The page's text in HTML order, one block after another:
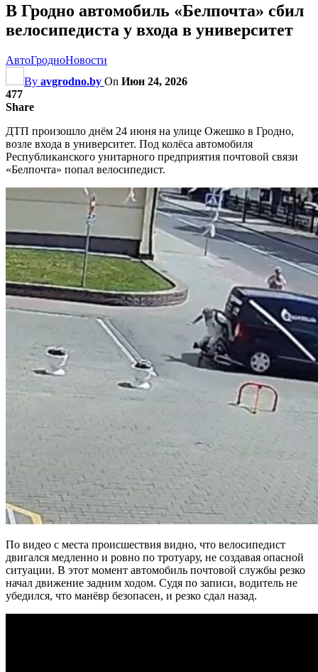
В Гродно автомобиль «Белпочта» сбил
велосипедиста у входа в университет
АвтоГродноНовости
By avgrodno.by On Июн 24, 2026
477
Share
ДТП произошло днём 24 июня на улице Ожешко в Гродно,
возле входа в университет. Под колёса автомобиля
Республиканского унитарного предприятия почтовой связи
«Белпочта» попал велосипедист.
По видео с места происшествия видно, что велосипедист
двигался медленно и ровно по тротуару, не создавая опасной
ситуации. В этот момент автомобиль почтовой службы резко
начал движение задним ходом. Судя по записи, водитель не
убедился, что манёвр безопасен, и резко сдал назад.